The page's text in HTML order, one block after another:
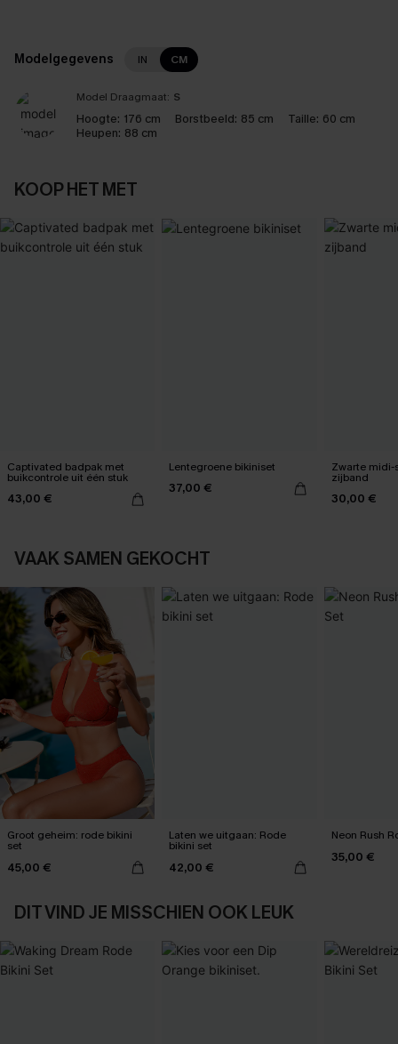
Modelgegevens IN CM
Model Draagmaat: S
Hoogte: 176 cm Borstbeeld: 85 cm Taille: 60 cm
Heupen: 88 cm
KOOP HET MET
Captivated badpak met
buikcontrole uit één stuk
43,00 €
Lentegroene bikiniset
37,00 €
Zwarte midi-
zijband
30,00 €
VAAK SAMEN GEKOCHT
Groot geheim: rode bikini
set
45,00 €
Laten we uitgaan: Rode
bikini set
42,00 €
Neon Rush
35,00 €
DIT VIND JE MISSCHIEN OOK LEUK